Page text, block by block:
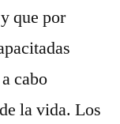
que por
cabo
la vida. Los